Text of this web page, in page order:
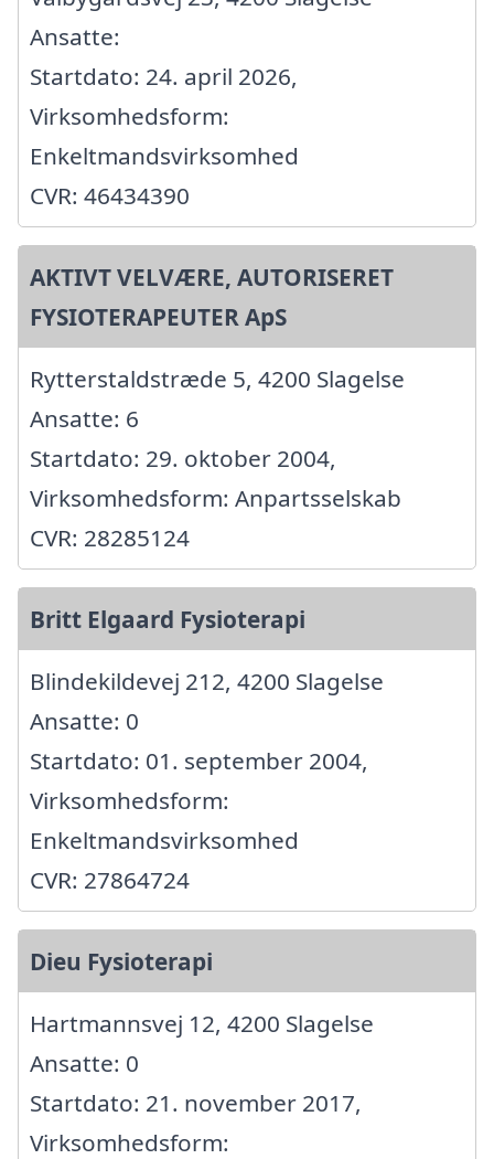
Ansatte:
Startdato: 24. april 2026,
Virksomhedsform:
Enkeltmandsvirksomhed
CVR: 46434390
AKTIVT VELVÆRE, AUTORISERET
FYSIOTERAPEUTER ApS
Rytterstaldstræde 5, 4200 Slagelse
Ansatte: 6
Startdato: 29. oktober 2004,
Virksomhedsform: Anpartsselskab
CVR: 28285124
Britt Elgaard Fysioterapi
Blindekildevej 212, 4200 Slagelse
Ansatte: 0
Startdato: 01. september 2004,
Virksomhedsform:
Enkeltmandsvirksomhed
CVR: 27864724
Dieu Fysioterapi
Hartmannsvej 12, 4200 Slagelse
Ansatte: 0
Startdato: 21. november 2017,
Virksomhedsform: